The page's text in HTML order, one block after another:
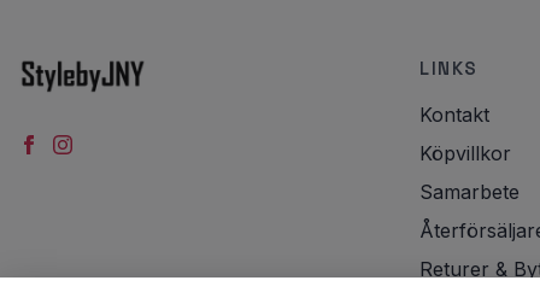
LINKS
Kontakt
Köpvillkor
Samarbete
Returer &